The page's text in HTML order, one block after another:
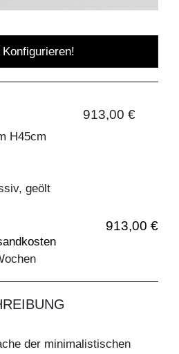
913,00 €
H45cm
geölt
913,00 €
der minimalistischen